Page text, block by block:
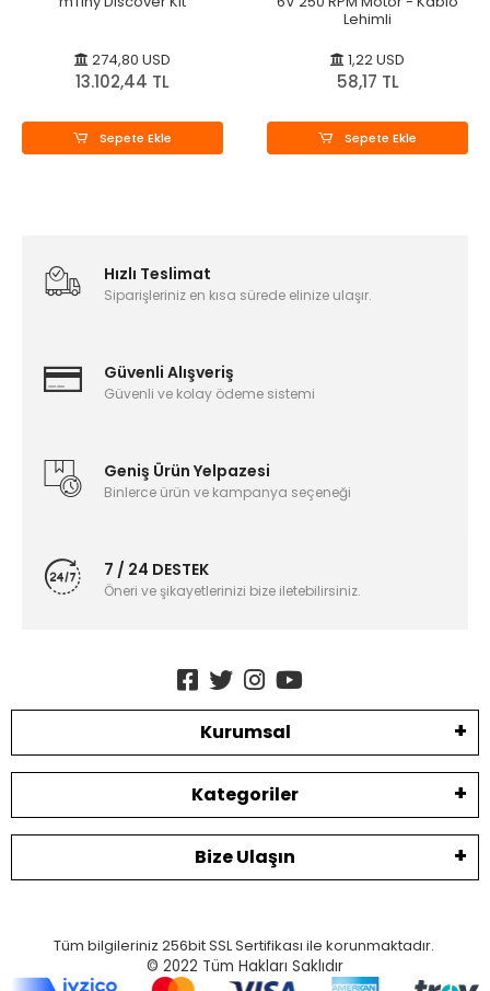
274,80 USD
13.102,44 TL
Sepete Ekle
Lehimli
1,22 USD
58,17 TL
Sepete Ekle
Hızlı Teslimat
Siparişleriniz en kısa sürede elinize ulaşır.
Güvenli Alışveriş
Güvenli ve kolay ödeme sistemi
Geniş Ürün Yelpazesi
Binlerce ürün ve kampanya seçeneği
7 / 24 DESTEK
Öneri ve şikayetlerinizi bize iletebilirsiniz.
Kurumsal
Kategoriler
Bize Ulaşın
Tüm bilgileriniz 256bit SSL Sertifikası ile korunmaktadır.
© 2022 Tüm Hakları Saklıdır